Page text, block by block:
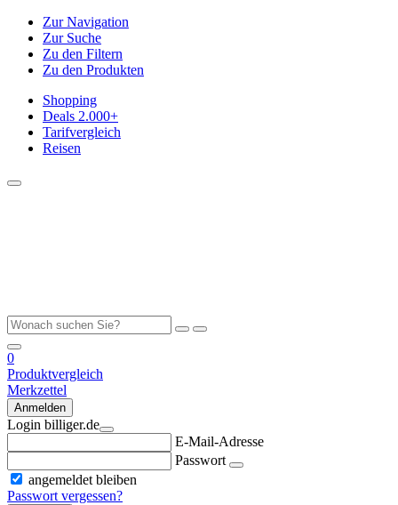
Zur Navigation
Zur Suche
Zu den Filtern
Zu den Produkten
Shopping
Deals 2.000+
Tarifvergleich
Reisen
0
Produktvergleich
Merkzettel
Anmelden
Login billiger.de
E-Mail-Adresse
Passwort
angemeldet bleiben
Passwort vergessen?